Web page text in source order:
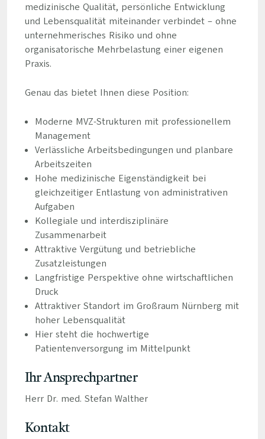
medizinische Qualität, persönliche Entwicklung
und Lebensqualität miteinander verbindet – ohne
unternehmerisches Risiko und ohne
organisatorische Mehrbelastung einer eigenen
Praxis.
Genau das bietet Ihnen diese Position:
Moderne MVZ-Strukturen mit professionellem
Management
Verlässliche Arbeitsbedingungen und planbare
Arbeitszeiten
Hohe medizinische Eigenständigkeit bei
gleichzeitiger Entlastung von administrativen
Aufgaben
Kollegiale und interdisziplinäre
Zusammenarbeit
Attraktive Vergütung und betriebliche
Zusatzleistungen
Langfristige Perspektive ohne wirtschaftlichen
Druck
Attraktiver Standort im Großraum Nürnberg mit
hoher Lebensqualität
Hier steht die hochwertige
Patientenversorgung im Mittelpunkt
Ihr Ansprechpartner
Herr Dr. med. Stefan Walther
Kontakt